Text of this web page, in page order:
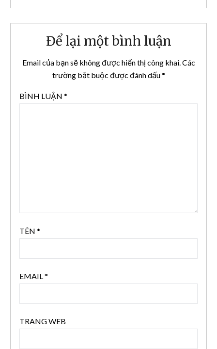
Để lại một bình luận
Email của bạn sẽ không được hiển thị công khai.Các
trường bắt buộc được đánh dấu*
BÌNH LUẬN *
TÊN *
EMAIL*
TRANG WEB